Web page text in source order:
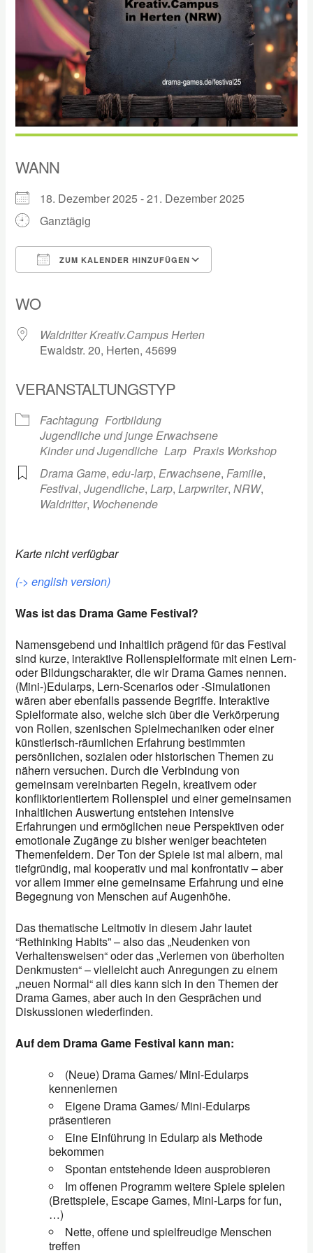
WANN
18. Dezember 2025 - 21. Dezember 2025
Ganztägig
ZUM KALENDER HINZUFÜGEN
WO
Waldritter Kreativ.Campus Herten
Ewaldstr. 20, Herten, 45699
VERANSTALTUNGSTYP
Fachtagung Fortbildung
Jugendliche und junge Erwachsene
Kinder und Jugendliche Larp Praxis Workshop
Drama Game,edu-larp,Erwachsene,Familie,
Festival,Jugendliche,Larp,Larpwriter,NRW,
Waldritter, Wochenende
Karte nicht verfügbar
(-> english version)
Was ist das Drama Game Festival?
Namensgebend und inhaltlich prägend für das Festival
sind kurze, interaktive Rollenspielformate mit einen Lern-
oder Bildungscharakter, die wir Drama Games nennen.
(Mini-)Edularps, Lern-Scenarios oder -Simulationen
wären aber ebenfalls passende Begriffe. Interaktive
Spielformate also, welche sich über die Verkörperung
von Rollen, szenischen Spielmechaniken oder einer
künstlerisch-räumlichen Erfahrung bestimmten
persönlichen, sozialen oder historischen Themen zu
nähern versuchen. Durch die Verbindung von
gemeinsam vereinbarten Regeln, kreativem oder
konfliktorientiertem Rollenspiel und einer gemeinsamen
inhaltlichen Auswertung entstehen intensive
Erfahrungen und ermöglichen neue Perspektiven oder
emotionale Zugänge zu bisher weniger beachteten
Themenfeldern. Der Ton der Spiele ist mal albern, mal
tiefgründig, mal kooperativ und mal konfrontativ – aber
vor allem immer eine gemeinsame Erfahrung und eine
Begegnung von Menschen auf Augenhöhe.
Das thematische Leitmotiv in diesem Jahr lautet
“Rethinking Habits” – also das „Neudenken von
Verhaltensweisen“ oder das „Verlernen von überholten
Denkmusten“ – vielleicht auch Anregungen zu einem
„neuen Normal“ all dies kann sich in den Themen der
Drama Games, aber auch in den Gesprächen und
Diskussionen wiederfinden.
Auf dem Drama Game Festival kann man:
(Neue) Drama Games/ Mini-Edularps
kennenlernen
Eigene Drama Games/ Mini-Edularps
präsentieren
Eine Einführung in Edularp als Methode
bekommen
Spontan entstehende Ideen ausprobieren
Im offenen Programm weitere Spiele spielen
(Brettspiele, Escape Games, Mini-Larps for fun,
…)
Nette, offene und spielfreudige Menschen
treffen